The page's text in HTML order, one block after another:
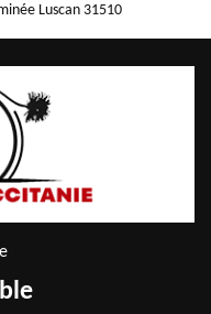
Luscan 31510